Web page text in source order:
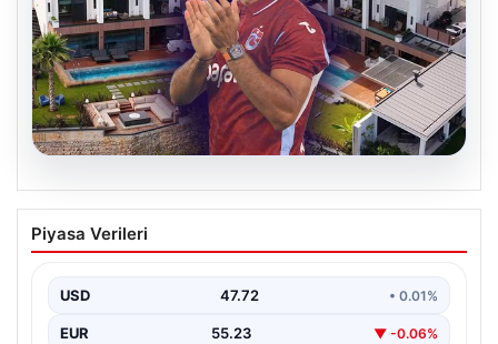
08.08.2026
Salah’ın Trabzon’da yaşayacağı lüks
villa belli oldu! Resmen yok yok…
Piyasa Verileri
USD 47.72 • 0.01%
EUR 55.23 ▼ -0.06%